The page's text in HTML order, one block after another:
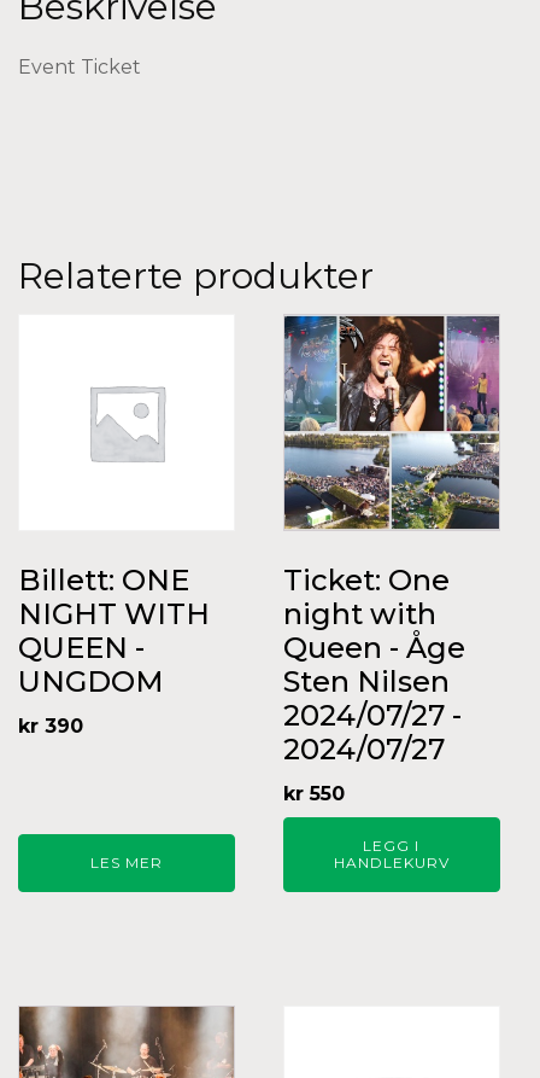
Event Ticket
Relaterte produkter
Billett: ONE
NIGHT WITH
QUEEN -
UNGDOM
kr 390
LES MER
Ticket: One
night with
Queen - Åge
Sten Nilsen
2024/07/27 -
2024/07/27
kr550
LEGG I
HANDLEKURV